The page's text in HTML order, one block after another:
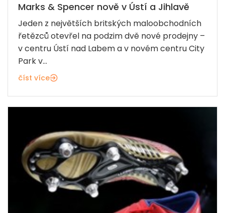
Marks & Spencer nově v Ústí a Jihlavě
Jeden z největších britských maloobchodních
řetězců otevřel na podzim dvě nové prodejny –
v centru Ústí nad Labem a v novém centru City
Park v...
číst více